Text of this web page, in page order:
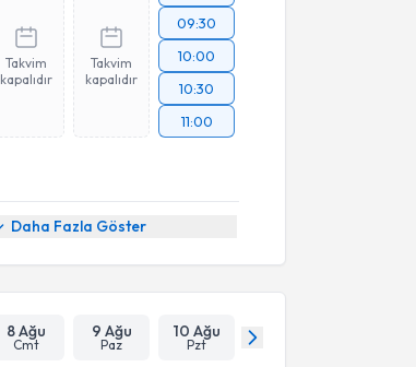
Takvim
kapalıdır
Takvim
kapalıdır
09:30
10:00
10:30
11:00
Daha Fazla Göster
8 Ağu
Cmt
9 Ağu
Paz
10 Ağu
Pzt